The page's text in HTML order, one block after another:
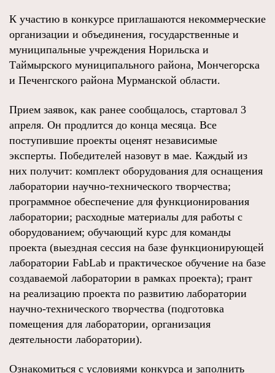
К участию в конкурсе приглашаются некоммерческие
организации и объединения, государственные и
муниципальные учреждения Норильска и
Таймырского муниципального района, Мончегорска
и Печенгского района Мурманской области.
Прием заявок, как ранее сообщалось, стартовал 3
апреля. Он продлится до конца месяца. Все
поступившие проекты оценят независимые
эксперты. Победителей назовут в мае. Каждый из
них получит: комплект оборудования для оснащения
лаборатории научно-технического творчества;
программное обеспечение для функционирования
лаборатории; расходные материалы для работы с
оборудованием; обучающий курс для команды
проекта (выездная сессия на базе функционирующей
лаборатории FabLab и практическое обучение на базе
создаваемой лаборатории в рамках проекта); грант
на реализацию проекта по развитию лаборатории
научно-технического творчества (подготовка
помещения для лаборатории, организация
деятельности лаборатории).
Ознакомиться с условиями конкурса и заполнить